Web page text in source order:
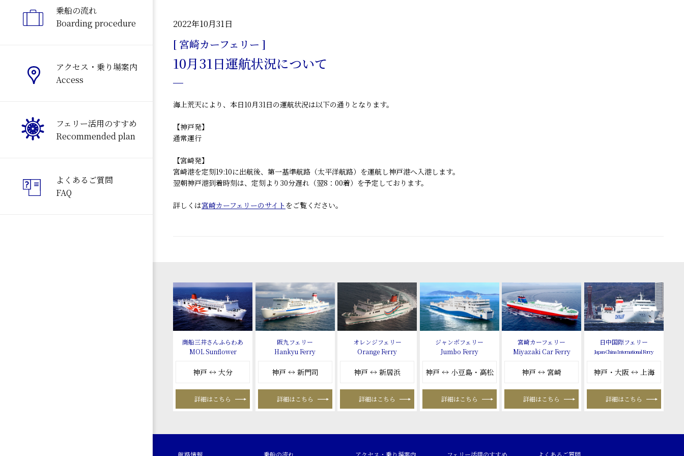
乗船の流れ
Boarding procedure
アクセス・乗り場案内
Access
フェリー活用のすすめ
Recommended plan
よくあるご質問
FAQ
2022年10月31日
[ 宮崎カーフェリー ]
10月31日運航状況について
海上荒天により、本日10月31日の運航状況は以下の通りとなります。
【神戸発】
通常運行
【宮崎発】
宮崎港を定刻19:10に出航後、第一基準航路（太平洋航路）を運航し神戸港へ入港します。
翌朝神戸港到着時刻は、定刻より30分遅れ（翌8：00着）を予定しております。
詳しくは宮崎カーフェリーのサイト をご覧ください。
商船三井さんふらわあ
MOL Sunflower
神戸 ↔ 大分
詳細はこちら
阪九フェリー
Hankyu Ferry
神戸 ↔ 新門司
詳細はこちら
オレンジフェリー
Orange Ferry
神戸 ↔ 新居浜
詳細はこちら
ジャンボフェリー
Jumbo Ferry
神戸 ↔ 小豆島・高松
詳細はこちら
宮崎カーフェリー
Miyazaki Car Ferry
神戸 ↔ 宮崎
詳細はこちら
日中国際フェリー
Japan-China International Ferry
神戸・大阪 ↔ 上海
詳細はこちら
航路情報 乗船の流れ アクセス・乗り場案内 フェリー活用のすすめ よくあるご質問